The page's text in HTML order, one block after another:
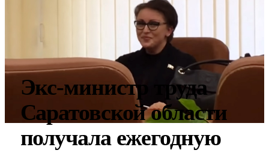
Экс-министр труда
Саратовской области
получала ежегодную